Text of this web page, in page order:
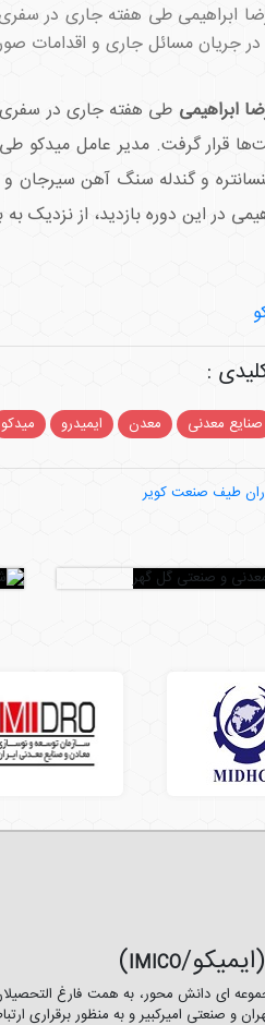
ابراهیمی طی هفته جاری در
در جریان مسائل جاری و اقدامات
ابراهیمی طی هفته جاری در سفری
در این دوره بازدید، از
:
صنایع معدنی معدن ایمیدرو میدکو
IMICO
)
ای دانش محور، به همت فارغ­
و صنعتی امیرکبیر و به منظور برقراری